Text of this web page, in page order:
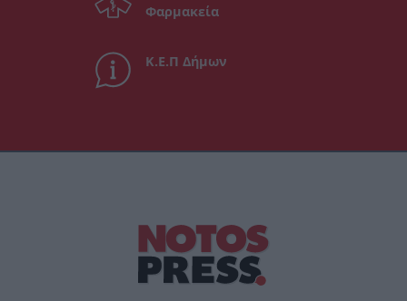
Φαρμακεία
Κ.Ε.Π Δήμων